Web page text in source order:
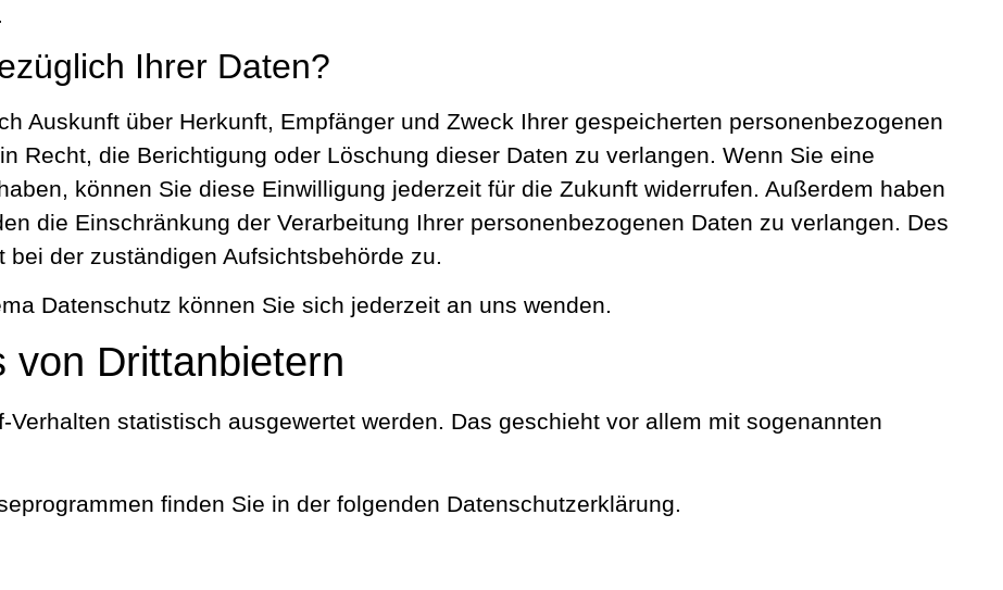
Ihrer Daten?
Auskunft über Herkunft, Empfänger und Zweck Ihrer gespeicherten personenbezogenen
Recht, die Berichtigung oder Löschung dieser Daten zu verlangen. Wenn Sie eine
können Sie diese Einwilligung jederzeit für die Zukunft widerrufen. Außerdem haben
die Einschränkung der Verarbeitung Ihrer personenbezogenen Daten zu verlangen. Des
der zuständigen Aufsichtsbehörde zu.
Datenschutz können Sie sich jederzeit an uns wenden.
von Dritt­anbietern
statistisch ausgewertet werden. Das geschieht vor allem mit sogenannten
finden Sie in der folgenden Datenschutzerklärung.